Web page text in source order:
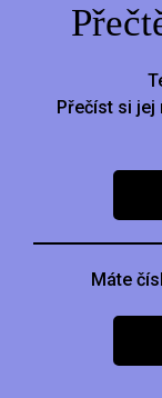
Přečíst si jej
Máte